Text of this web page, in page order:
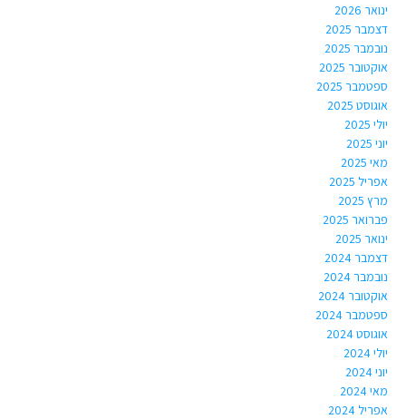
ינואר 2026
דצמבר 2025
נובמבר 2025
אוקטובר 2025
ספטמבר 2025
אוגוסט 2025
יולי 2025
יוני 2025
מאי 2025
אפריל 2025
מרץ 2025
פברואר 2025
ינואר 2025
דצמבר 2024
נובמבר 2024
אוקטובר 2024
ספטמבר 2024
אוגוסט 2024
יולי 2024
יוני 2024
מאי 2024
אפריל 2024